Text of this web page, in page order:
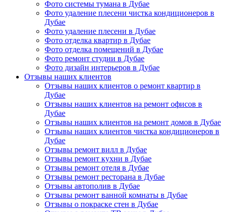
Фото системы тумана в Дубае
Фото удаление плесени чистка кондиционеров в
Дубае
Фото удаление плесени в Дубае
Фото отделка квартир в Дубае
Фото отделка помещений в Дубае
Фото ремонт студии в Дубае
Фото дизайн интерьеров в Дубае
Отзывы наших клиентов
Отзывы наших клиентов о ремонт квартир в
Дубае
Отзывы наших клиентов на ремонт офисов в
Дубае
Отзывы наших клиентов на ремонт домов в Дубае
Отзывы наших клиентов чистка кондиционеров в
Дубае
Отзывы ремонт вилл в Дубае
Отзывы ремонт кухни в Дубае
Отзывы ремонт отеля в Дубае
Отзывы ремонт ресторана в Дубае
Отзывы автополив в Дубае
Отзывы ремонт ванной комнаты в Дубае
Отзывы о покраске стен в Дубае